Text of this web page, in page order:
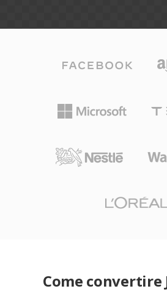
Come convertire